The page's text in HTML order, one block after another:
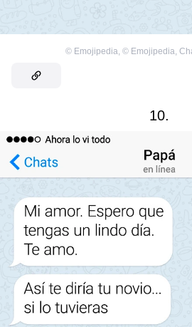
© Emojipedia, © Emojipedia,
10.